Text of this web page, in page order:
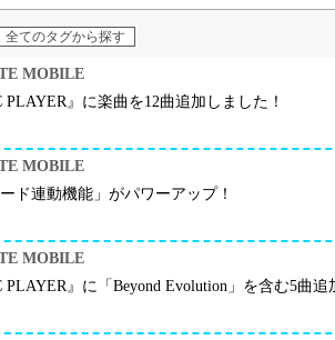
全てのタグから探す
MOBILE
PLAYER』に楽曲を12曲追加しました！
MOBILE
ード連動機能」がパワーアップ！
MOBILE
PLAYER』に「Beyond Evolution」を含む5曲追